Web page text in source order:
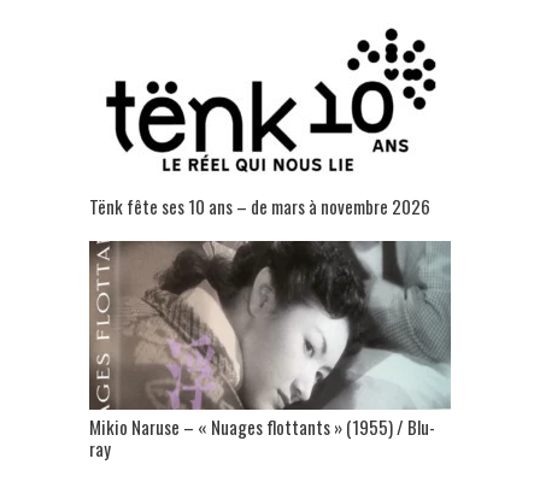
Tënk fête ses 10 ans – de mars à novembre 2026
Mikio Naruse – « Nuages flottants » (1955) / Blu-
ray